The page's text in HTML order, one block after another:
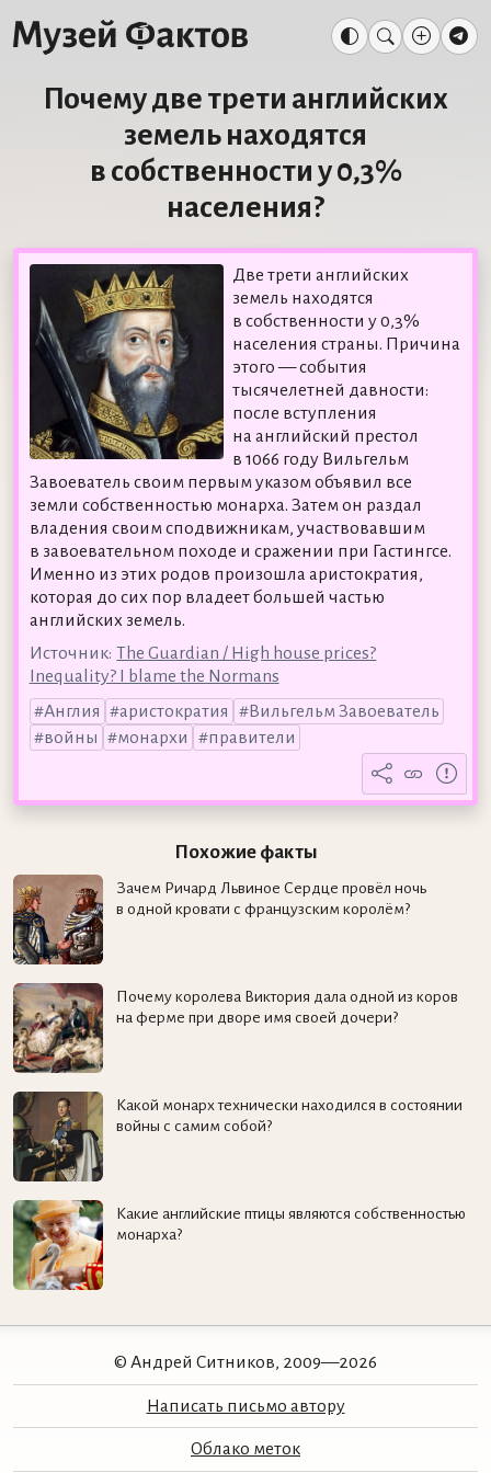
Почему две трети английских
земель находятся
в собственности у 0,3%
населения?
Две трети английских
земель находятся
в собственности у 0,3%
населения страны. Причина
этого — события
тысячелетней давности:
после вступления
на английский престол
в 1066 году Вильгельм
Завоеватель своим первым указом объявил все
земли собственностью монарха. Затем он раздал
владения своим сподвижникам, участвовавшим
в завоевательном походе и сражении при Гастингсе.
Именно из этих родов произошла аристократия,
которая до сих пор владеет большей частью
английских земель.
Источник: The Guardian / High house prices?
Inequality? I blame the Normans
Англия
аристократия
Вильгельм Завоеватель
войны
монархи правители
Похожие факты
Зачем Ричард Львиное Сердце провёл ночь
в одной кровати с французским королём?
Почему королева Виктория дала одной из коров
на ферме при дворе имя своей дочери?
Какой монарх технически находился в состоянии
войны с самим собой?
Какие английские птицы являются собственностью
монарха?
© Андрей Ситников, 2009—2026
Написать письмо автору
Облако меток